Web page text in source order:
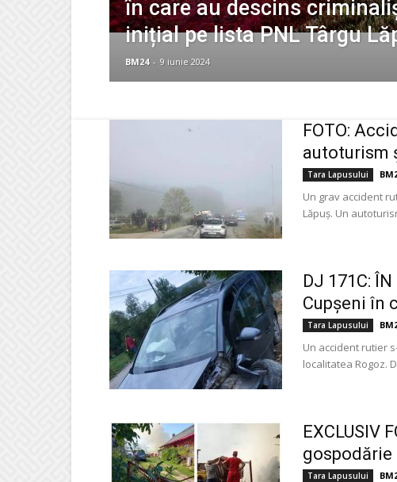
în care au descins
inițial pe lista PNL Târgu
BM24 - 9 iunie 2024
FOTO:
autoturism
Tara Lapusului
Un grav accident
Lăpuş. Un
DJ 171C:
Cupșeni în
Tara Lapusului
Un accident rutier
localitatea Rogoz.
EXCLUSIV
gospodărie
Tara Lapusului